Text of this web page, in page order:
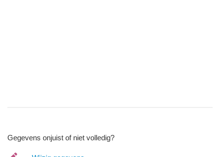
Gegevens onjuist of niet volledig?